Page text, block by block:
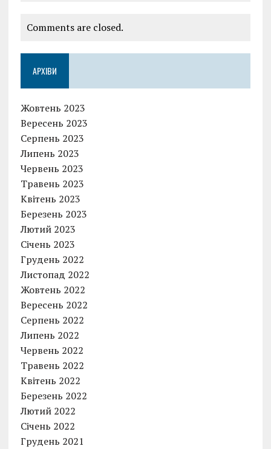
Comments are closed.
АРХІВИ
Жовтень 2023
Вересень 2023
Серпень 2023
Липень 2023
Червень 2023
Травень 2023
Квітень 2023
Березень 2023
Лютий 2023
Січень 2023
Грудень 2022
Листопад 2022
Жовтень 2022
Вересень 2022
Серпень 2022
Липень 2022
Червень 2022
Травень 2022
Квітень 2022
Березень 2022
Лютий 2022
Січень 2022
Грудень 2021